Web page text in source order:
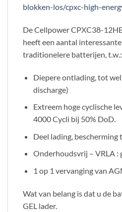
blokken-los/cpxc-high-
De Cellpower CPXC38-
heeft een aantal
traditionelere batterijen, t.w.:
Diepere ontlading, tot
discharge)
Extreem hoge cyclische
4000 Cycli bij 50% DoD.
Deel lading, bescherming
Onderhoudsvrij – VRLA :
1 op 1 vervanging van
Wat van belang is dat u de
GEL lader.